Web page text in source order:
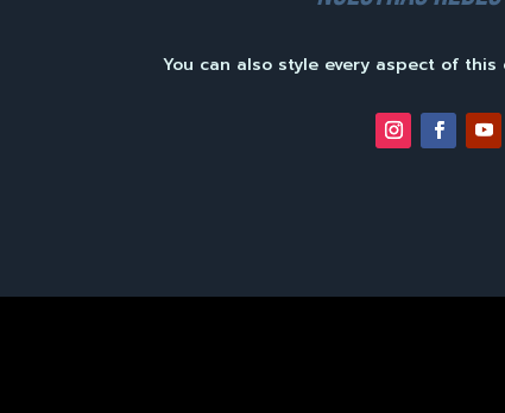
You can also style every aspect of